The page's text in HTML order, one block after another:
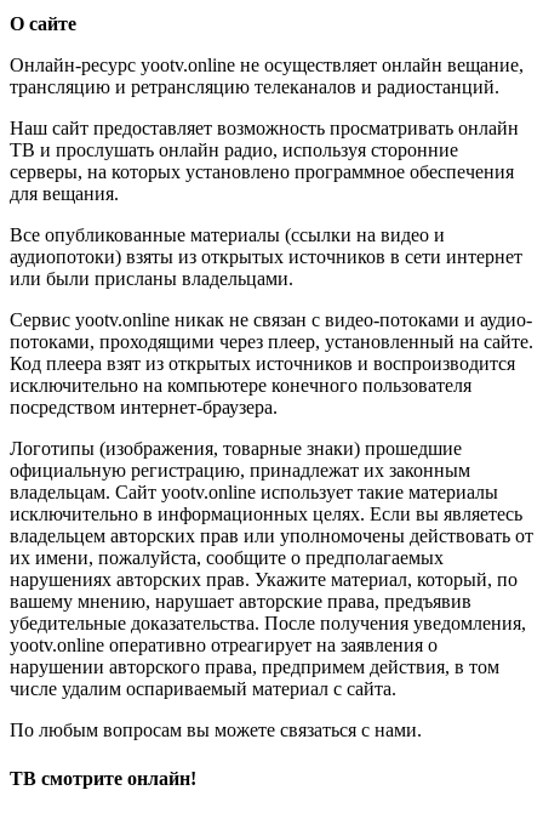
О сайте
Онлайн-ресурс yootv.online не осуществляет онлайн вещание,
трансляцию и ретрансляцию телеканалов и радиостанций.
Наш сайт предоставляет возможность просматривать онлайн
ТВ и прослушать онлайн радио, используя сторонние
серверы, на которых установлено программное обеспечения
для вещания.
Все опубликованные материалы (ссылки на видео и
аудиопотоки) взяты из открытых источников в сети интернет
или были присланы владельцами.
Сервис yootv.online никак не связан с видео-потоками и аудио-
потоками, проходящими через плеер, установленный на сайте.
Код плеера взят из открытых источников и воспроизводится
исключительно на компьютере конечного пользователя
посредством интернет-браузера.
Логотипы (изображения, товарные знаки) прошедшие
официальную регистрацию, принадлежат их законным
владельцам. Сайт yootv.online использует такие материалы
исключительно в информационных целях. Если вы являетесь
владельцем авторских прав или уполномочены действовать от
их имени, пожалуйста, сообщите о предполагаемых
нарушениях авторских прав. Укажите материал, который, по
вашему мнению, нарушает авторские права, предъявив
убедительные доказательства. После получения уведомления,
yootv.online оперативно отреагирует на заявления о
нарушении авторского права, предпримем действия, в том
числе удалим оспариваемый материал с сайта.
По любым вопросам вы можете связаться с нами.
ТВ смотрите онлайн!